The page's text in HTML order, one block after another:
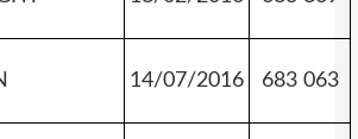
14/07/2016 683 063